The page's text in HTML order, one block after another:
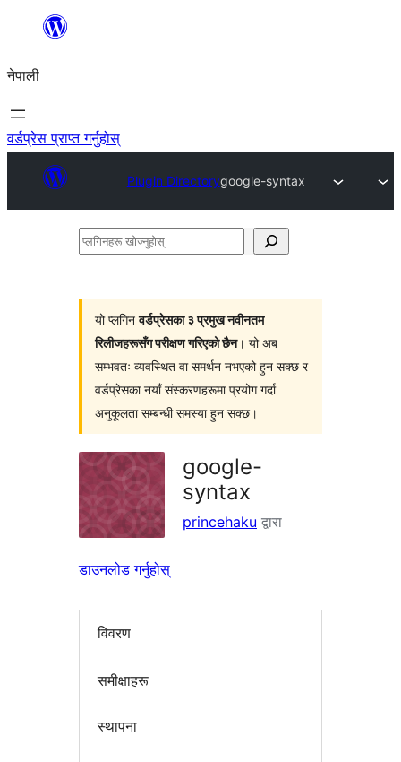
सामग्रीमा
नेपाली
वर्डप्रेस प्राप्त गर्नुहोस्
Plugin Directorygoogle-syntax
प्लगिनहरू
यो प्लगिनवर्डप्रेसका ३ प्रमुख नवीनतम
रिलीजहरूसँग परीक्षण गरिएको छैन। यो अब
सम्भवतः व्यवस्थित वा समर्थन नभएको हुन सक्छ र
वर्डप्रेसका नयाँ संस्करणहरूमा प्रयोग गर्दा
अनुकूलता सम्बन्धी समस्या हुन सक्छ।
google-
syntax
princehaku द्वारा
डाउनलोड गर्नुहोस्
विवरण
समीक्षाहरू
स्थापना